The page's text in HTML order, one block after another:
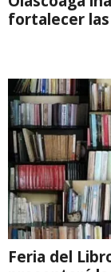
fortalecer
Feria del